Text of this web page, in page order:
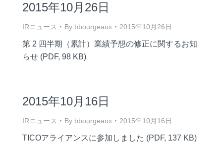
2015年10月26日
IRニュース By bbourgeaux 2015年10月26日
第 2 四半期（累計）業績予想の修正に関するお知
らせ (PDF, 98 KB)
2015年10月16日
IRニュース By bbourgeaux 2015年10月16日
TICOアライアンスに参加しました (PDF, 137 KB)